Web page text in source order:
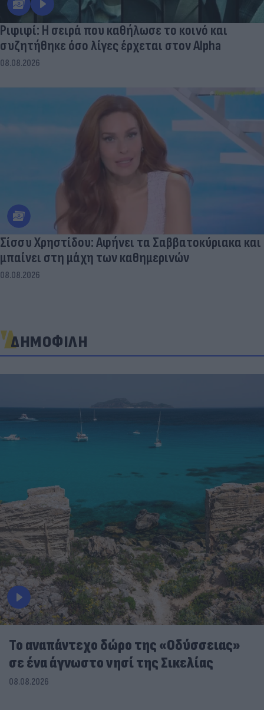
Ριφιφί: Η σειρά που καθήλωσε το κοινό και
συζητήθηκε όσο λίγες έρχεται στον Alpha
08.08.2026
Σίσσυ Χρηστίδου: Αφήνει τα Σαββατοκύριακα και
μπαίνει στη μάχη των καθημερινών
08.08.2026
ΔΗΜΟΦΙΛΗ
To αναπάντεχο δώρο της «Οδύσσειας»
σε ένα άγνωστο νησί της Σικελίας
08.08.2026